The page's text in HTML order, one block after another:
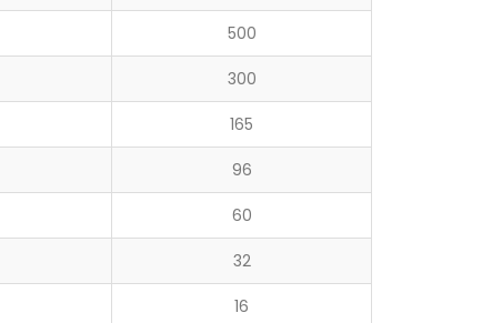
500
300
165
96
60
32
16